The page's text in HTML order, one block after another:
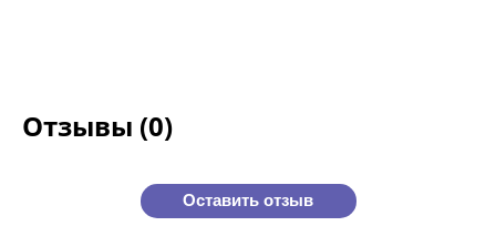
Отзывы (0)
Оставить отзыв